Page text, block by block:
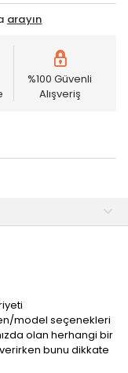
arayın
%100 Güvenli
Alışveriş
model seçenekleri
olan herhangi bir
bunu dikkate